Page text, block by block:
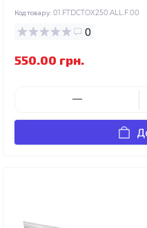
Код товару: 01.FTDCTOX250.ALL.F.00
0
550.00 грн.